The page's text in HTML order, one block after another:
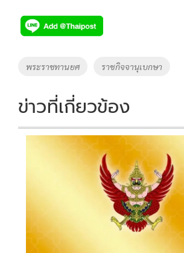
e
b
o
k
tt
er
p
y
Li
k
Tags
พระราชทานยศ ราชกิจจานุเบกษา
ข่าวที่เกี่ยวข้อง